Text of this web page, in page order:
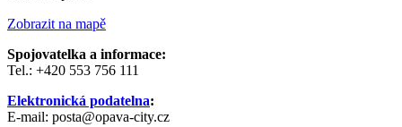
Zobrazit na mapě
Spojovatelka a informace:
Tel.: +420 553 756 111
Elektronická podatelna:
E-mail: posta@opava-city.cz